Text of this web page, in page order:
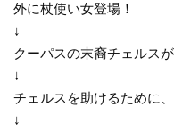
外に杖使い女登場！
↓
クーパスの末裔チェルス
↓
チェルスを助けるために
↓